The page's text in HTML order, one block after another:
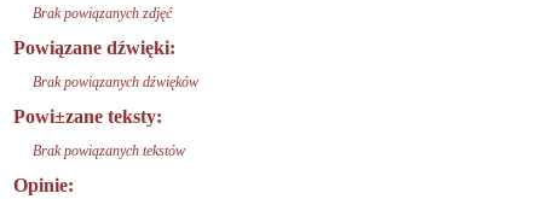
Brak powiązanych zdjęć
Powiązane dźwięki:
Brak powiązanych dźwięków
Powi±zane teksty:
Brak powiązanych tekstów
Opinie: